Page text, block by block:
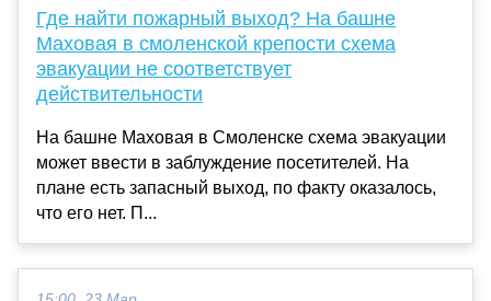
Где найти пожарный выход? На башне
Маховая в смоленской крепости схема
эвакуации не соответствует
действительности
На башне Маховая в Смоленске схема эвакуации
может ввести в заблуждение посетителей. На
плане есть запасный выход, по факту оказалось,
что его нет. П...